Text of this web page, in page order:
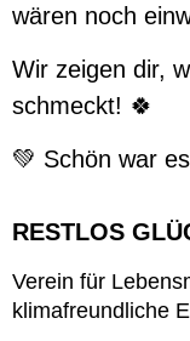
wären noch
Wir zeigen dir,
schmeckt! 🍀
💚 Schön war
RESTLOS
Verein für
klimafreundliche